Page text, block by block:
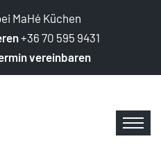
MaHé Küchen
+36 70 595 9431
vereinbaren